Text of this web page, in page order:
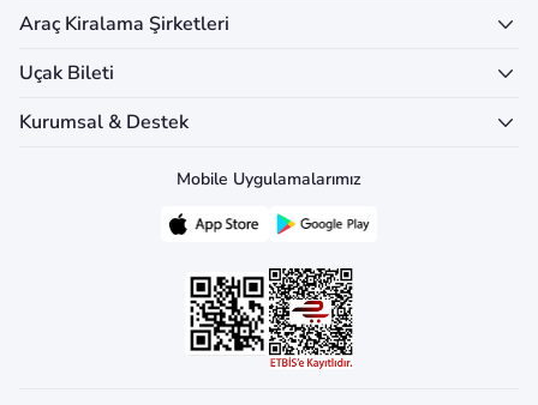
Araç Kiralama Şirketleri
Uçak Bileti
Kurumsal & Destek
Mobile Uygulamalarımız